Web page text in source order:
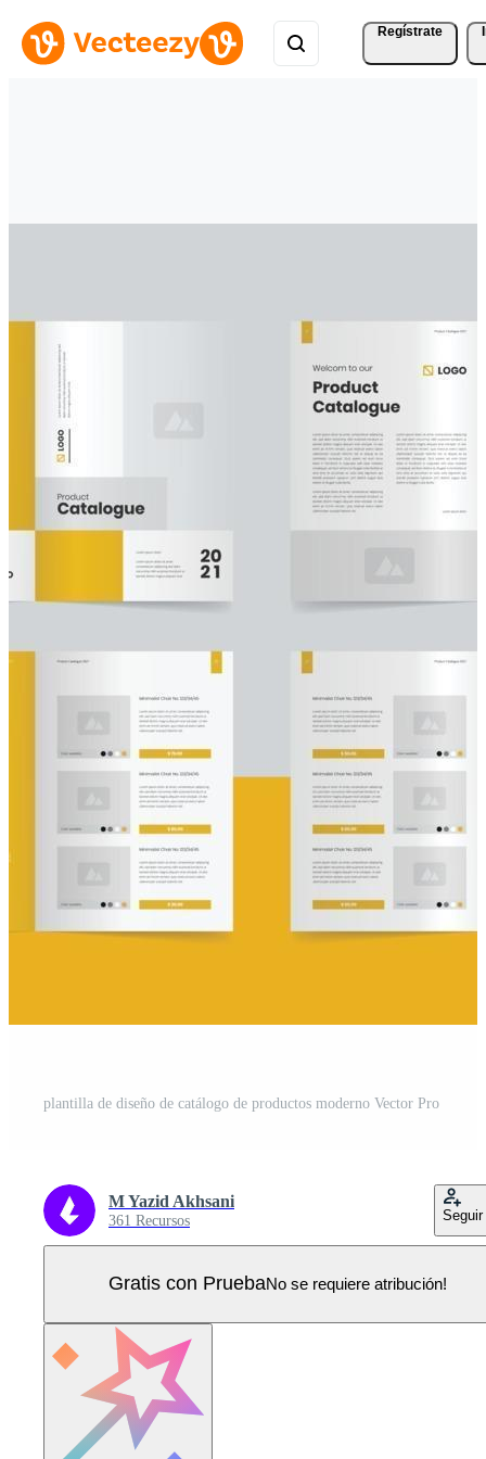
Regístrate
plantilla de diseño de catálogo de productos moderno Vector Pro
M Yazid Akhsani
361 Recursos Seguir
Gratis con PruebaNo se requiere atribución!